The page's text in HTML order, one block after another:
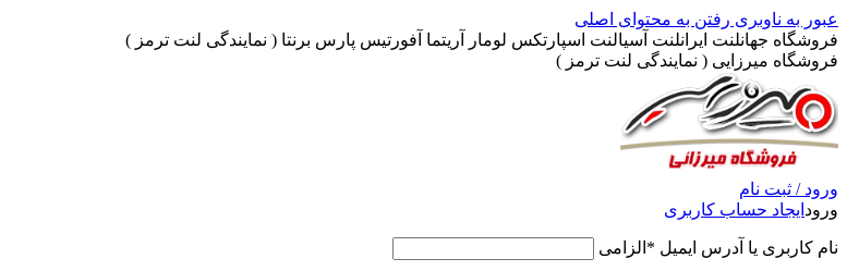
عبور به ناوبری رفتن به محتوای اصلی
فروشگاه جهانلنت ایرانلنت آسیالنت اسپارتکس لومار آریتما آفورتیس پارس برنتا ( نمایندگی لنت ترمز )
فروشگاه میرزایی ( نمایندگی لنت ترمز )
ورود / ثبت نام
ورود ایجاد حساب کاربری
نام کاربری یا آدرس ایمیل * الزامی